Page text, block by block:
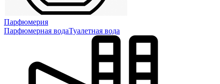
Парфюмерия
Парфюмерная водаТуалетная вода